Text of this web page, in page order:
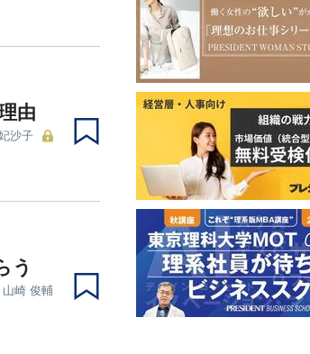
由
沙子
う
山崎 俊輔